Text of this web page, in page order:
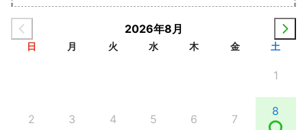
2026年8月
日 月 火 水 木 金 土
1
2 3 4 5 6 7
8